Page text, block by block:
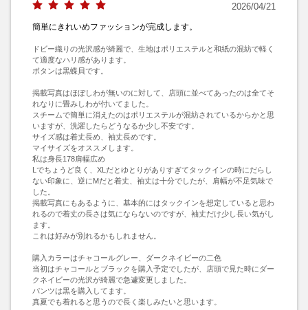
2026/04/21
簡単にきれいめファッションが完成します。
ドビー織りの光沢感が綺麗で、生地はポリエステルと和紙の混紡で軽く
て適度なハリ感があります。
ボタンは黒蝶貝です。
掲載写真はほぼしわが無いのに対して、店頭に並べてあったのは全てそ
れなりに畳みしわが付いてました。
スチームで簡単に消えたのはポリエステルが混紡されているからかと思
いますが、洗濯したらどうなるか少し不安です。
サイズ感は着丈長め、袖丈長めです。
マイサイズをオススメします。
私は身長178肩幅広め
Lでちょうど良く、XLだとゆとりがありすぎてタックインの時にだらし
ない印象に、逆にMだと着丈、袖丈は十分でしたが、肩幅が不足気味で
した。
掲載写真にもあるように、基本的にはタックインを想定していると思わ
れるので着丈の長さは気にならないのですが、袖丈だけ少し長い気がし
ます。
これは好みが別れるかもしれません。
購入カラーはチャコールグレー、ダークネイビーの二色
当初はチャコールとブラックを購入予定でしたが、店頭で見た時にダー
クネイビーの光沢が綺麗で急遽変更しました。
パンツは黒を購入してます。
真夏でも着れると思うので長く楽しみたいと思います。